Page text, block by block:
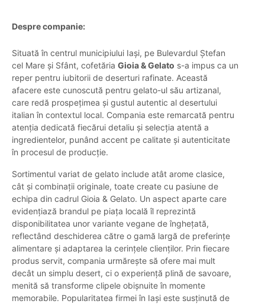
Despre companie:
Situată în centrul municipiului Iași, pe Bulevardul Ștefan
cel Mare și Sfânt, cofetăria Gioia & Gelato s-a impus ca un
reper pentru iubitorii de deserturi rafinate. Această
afacere este cunoscută pentru gelato-ul său artizanal,
care redă prospețimea și gustul autentic al desertului
italian în contextul local. Compania este remarcată pentru
atenția dedicată fiecărui detaliu și selecția atentă a
ingredientelor, punând accent pe calitate și autenticitate
în procesul de producție.
Sortimentul variat de gelato include atât arome clasice,
cât și combinații originale, toate create cu pasiune de
echipa din cadrul Gioia & Gelato. Un aspect aparte care
evidențiază brandul pe piața locală îl reprezintă
disponibilitatea unor variante vegane de înghețată,
reflectând deschiderea către o gamă largă de preferințe
alimentare și adaptarea la cerințele clienților. Prin fiecare
produs servit, compania urmărește să ofere mai mult
decât un simplu desert, ci o experiență plină de savoare,
menită să transforme clipele obișnuite în momente
memorabile. Popularitatea firmei în Iași este susținută de